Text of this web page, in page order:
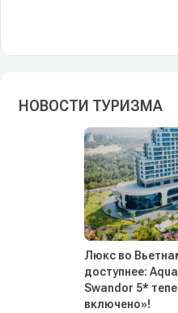
НОВОСТИ ТУРИЗМА
Люкс во
доступнее:
Swandor 5*
включено»!